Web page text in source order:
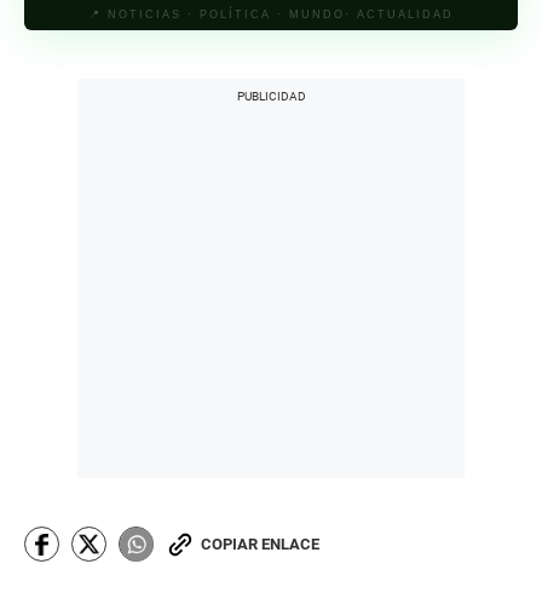
📍 NOTICIAS · POLÍTICA · MUNDO· ACTUALIDAD
COPIAR ENLACE